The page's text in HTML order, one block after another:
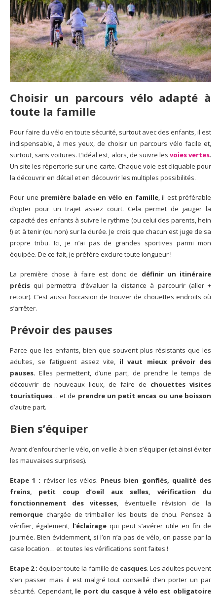
Choisir un parcours vélo adapté à
toute la famille
Pour faire du vélo en toute sécurité, surtout avec des enfants, il est
indispensable, à mes yeux, de choisir un parcours vélo facile et,
surtout, sans voitures. L’idéal est, alors, de suivre les voies vertes.
Un site les répertorie sur une carte. Chaque voie est cliquable pour
la découvrir en détail et en découvrir les multiples possibilités.
Pour une première balade en vélo en famille, il est préférable
d’opter pour un trajet assez court. Cela permet de jauger la
capacité des enfants à suivre le rythme (ou celui des parents, hein
!) et à tenir (ou non) sur la durée. Je crois que chacun est juge de sa
propre tribu. Ici, je n’ai pas de grandes sportives parmi mon
équipée. De ce fait, je préfère exclure toute longueur !
La première chose à faire est donc de définir un itinéraire
précis qui permettra d’évaluer la distance à parcourir (aller +
retour). C’est aussi l’occasion de trouver de chouettes endroits où
s’arrêter.
Prévoir des pauses
Parce que les enfants, bien que souvent plus résistants que les
adultes, se fatiguent assez vite, il vaut mieux prévoir des
pauses. Elles permettent, d’une part, de prendre le temps de
découvrir de nouveaux lieux, de faire de chouettes visites
touristiques… et de prendre un petit encas ou une boisson
d’autre part.
Bien s’équiper
Avant d’enfourcher le vélo, on veille à bien s’équiper (et ainsi éviter
les mauvaises surprises).
Etape 1 : réviser les vélos. Pneus bien gonflés, qualité des
freins, petit coup d’oeil aux selles, vérification du
fonctionnement des vitesses, éventuelle révision de la
remorque chargée de trimballer les bouts de chou. Pensez à
vérifier, également, l’éclairagequi peut s’avérer utile en fin de
journée. Bien évidemment, si l’on n’a pas de vélo, on passe par la
case location… et toutes les vérifications sont faites !
Etape 2 : équiper toute la famille de casques. Les adultes peuvent
s’en passer mais il est malgré tout conseillé d’en porter un par
sécurité. Cependant,le port du casque à vélo est obligatoire